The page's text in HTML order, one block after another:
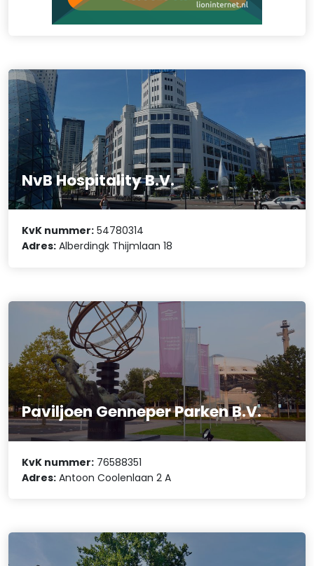
NvB Hospitality B.V.
KvK nummer: 54780314
Adres: Alberdingk Thijmlaan 18
Paviljoen Genneper Parken B.V.
KvK nummer: 76588351
Adres: Antoon Coolenlaan 2 A